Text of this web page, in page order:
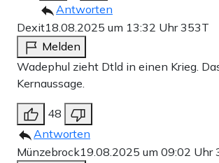
Antworten
Dexit18.08.2025 um 13:32 Uhr353T
Melden
Wadephul zieht Dtld in einen Krieg.
Kernaussage.
48
Antworten
Münzebrock19.08.2025 um 09:02 Uhr